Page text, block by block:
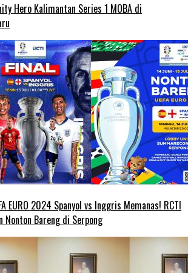
Hero Kalimantan Series 1 MOBA di
EURO 2024 Spanyol vs Inggris Memanas! RCTI
Nonton Bareng di Serpong